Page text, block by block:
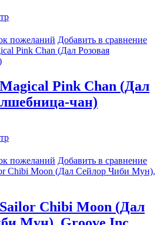
пожеланий Добавить в сравнение
Pink Chan (Дал
чан)
пожеланий Добавить в сравнение
Chibi Moon (Дал